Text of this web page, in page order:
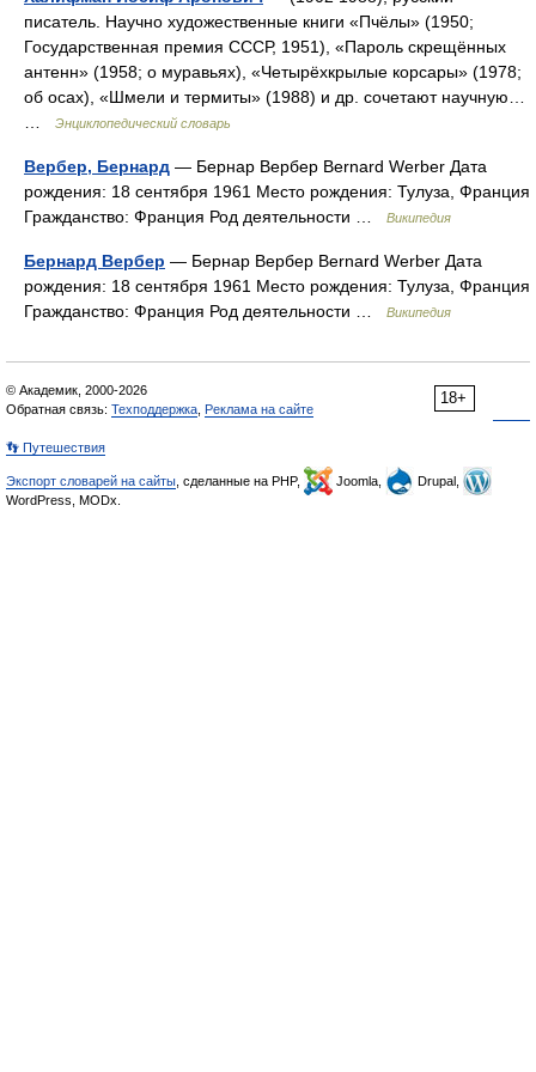
писатель. Научно художественные книги «Пчёлы» (1950;
Государственная премия СССР, 1951), «Пароль скрещённых
антенн» (1958; о муравьях), «Четырёхкрылые корсары» (1978;
об осах), «Шмели и термиты» (1988) и др. сочетают научную…
Энциклопедический словарь
Вербер, Бернард — Бернар Вербер Bernard Werber Дата
рождения: 18 сентября 1961 Место рождения: Тулуза, Франция
Гражданство: Франция Род деятельности …
Википедия
Бернард Вербер — Бернар Вербер Bernard Werber Дата
рождения: 18 сентября 1961 Место рождения: Тулуза, Франция
Гражданство: Франция Род деятельности …
Википедия
18+
© Академик, 2000-2026
Обратная связь: Техподдержка Реклама на сайте
👣 Путешествия
Экспорт словарей на сайты , сделанные на PHP, Joomla,
Drupal,
WordPress, MODx.